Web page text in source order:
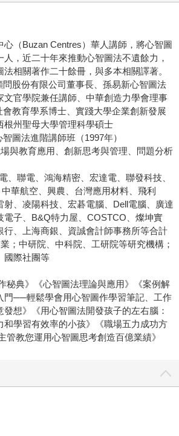
心（Buzan Centres）華人講師，將心智圖
，近二十年來推動心智圖法不遺餘力，
相關著作二十餘冊，與多本相關譯著。
股份有限公司董事長、孫易新心智圖法
文官學院兼任講師、中華創造力學會理事
教育學系博士、實踐大學企業創新發展
根州聖母大學管理科學碩士
圖法進階講師班（1997年）
與教育應用、創新思考與管理、問題分析
、聯電、鴻海精密、宏達電、聯發科技、
華航空、興農、台灣應用材料、飛利
射、凌陽科技、宏碁電腦、Dell電腦、廣達
電子、B&Q特力屋、COSTCO、燦坤實
行、上海商銀、資誠會計師事務所等合計
；中研院、中科院、工研院等研究機構；
國際社團等
秘典》《心智圖法理論與應用》《案例解
門──輕鬆學會用心智圖作學習筆記、工作
想》《用心智圖法開發孩子的左右腦：
和學習有效率的小孩》《職場五力成功方
管教您運用心智圖思考創造百億業績》